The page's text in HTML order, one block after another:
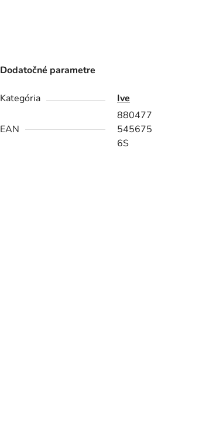
Dodatočné parametre
Kategória Ive
EAN
880477
545675
6S